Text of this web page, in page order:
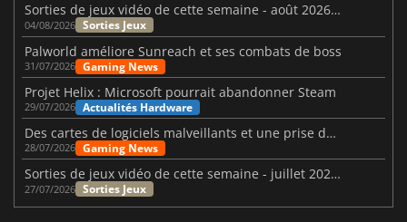
Sorties de jeux vidéo de cette semaine - août 2026 (semaine 32)
04/08/2026 Sorties Jeux
Palworld améliore Sunreach et ses combats de boss
31/07/2026 Gaming News
Projet Helix : Microsoft pourrait abandonner Steam
29/07/2026 Actualités Hardware
Des cartes de logiciels malveillants et une prise de contrôle de Discord ont touché Meccha Chameleon
28/07/2026 Gaming News
Sorties de jeux vidéo de cette semaine - juillet 2026 (semaine 31)
27/07/2026 Sorties Jeux